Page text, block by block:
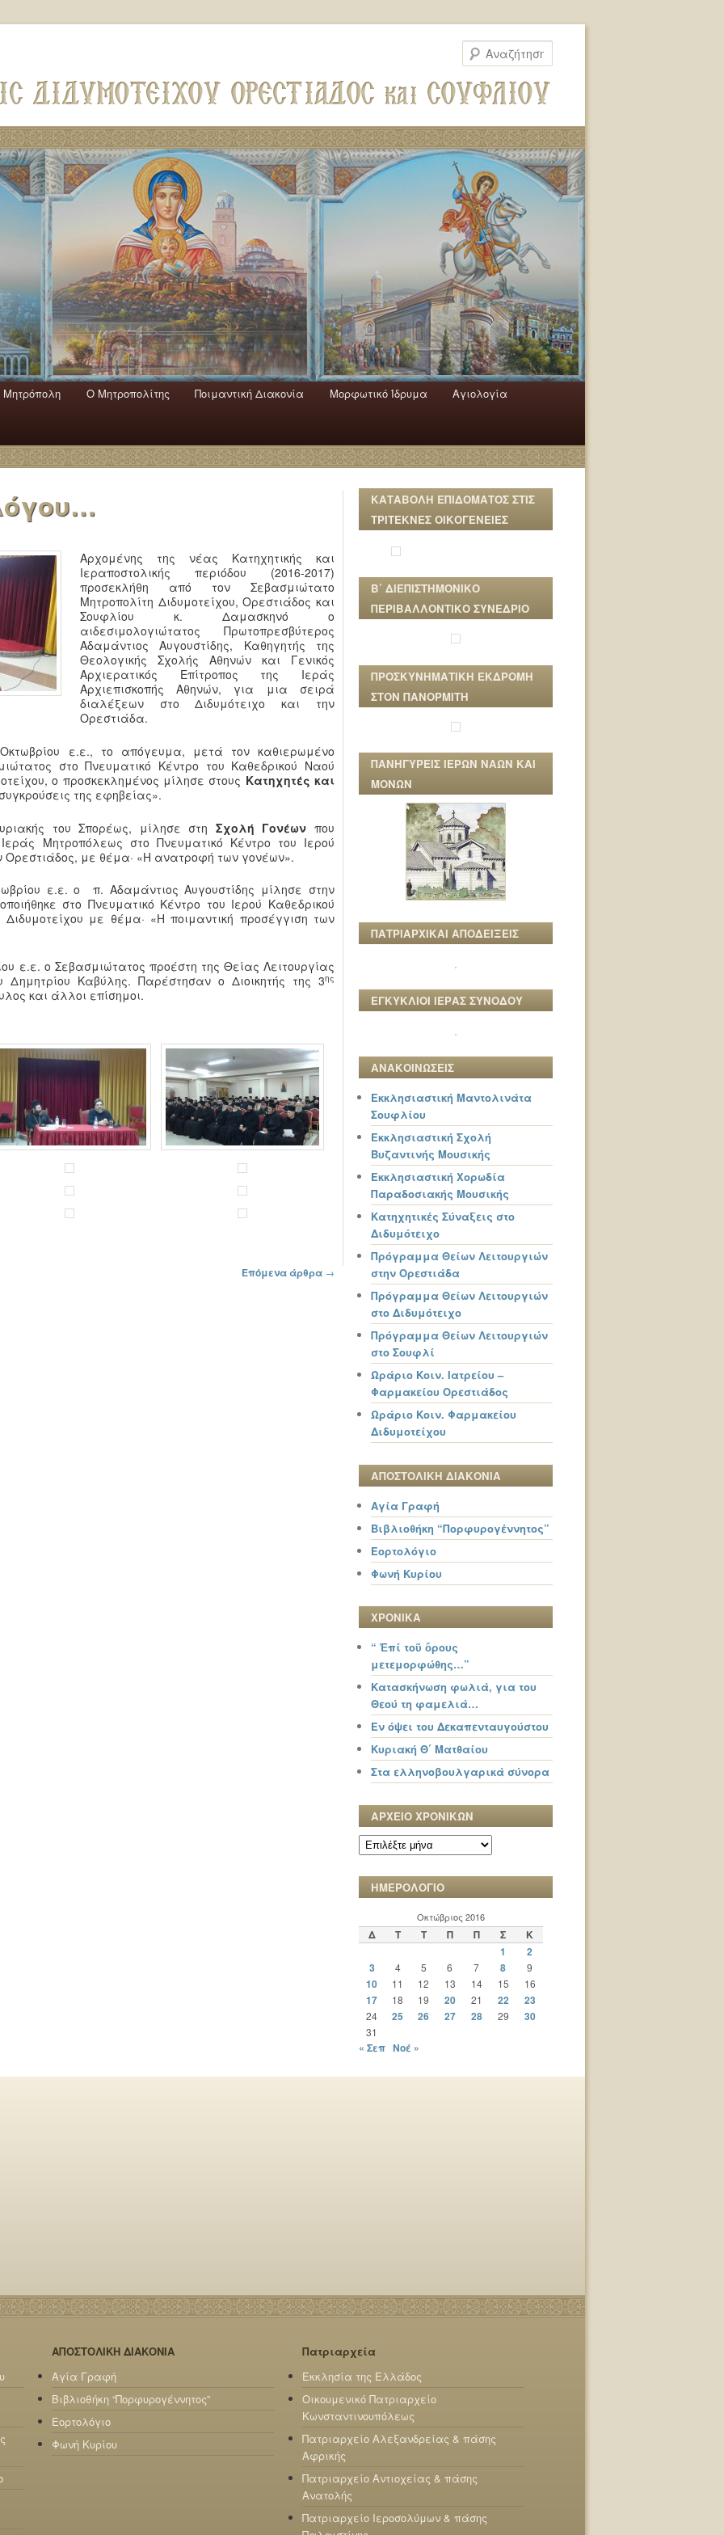
Mητρόπολη Ο Mητροπολίτης Ποιμαντική Διακονία Μορφωτικό Ίδρυμα Αγιολογία
Αρχομένης της νέας Κατηχητικής και
Ιεραποστολικής περιόδου (2016-2017)
προσεκλήθη από τον Σεβασμιώτατο
Μητροπολίτη Διδυμοτείχου, Ορεστιάδος και
Σουφλίου κ. Δαμασκηνό ο
αιδεσιμολογιώτατος Πρωτοπρεσβύτερος
Αδαμάντιος Αυγουστίδης, Καθηγητής της
Θεολογικής Σχολής Αθηνών και Γενικός
Αρχιερατικός Επίτροπος της Ιεράς
Αρχιεπισκοπής Αθηνών, για μια σειρά
διαλέξεων στο Διδυμότειχο και την
Ορεστιάδα.
ε.ε., το απόγευμα, μετά τον καθιερωμένο
στο Πνευματικό Κέντρο του Καθεδρικού Ναού
ο προσκεκλημένος μίλησε στους Κατηχητές και
της εφηβείας».
του Σπορέως, μίλησε στη Σχολή Γονέων που
Μητροπόλεως στο Πνευματικό Κέντρο του Ιερού
με θέμα· «Η ανατροφή των γονέων».
ε.ε. ο π. Αδαμάντιος Αυγουστίδης μίλησε στην
στο Πνευματικό Κέντρο του Ιερού Καθεδρικού
με θέμα· «Η ποιμαντική προσέγγιση των
ε.ε. ο Σεβασμιώτατος προέστη της Θείας Λειτουργίας
Δημητρίου Καβύλης. Παρέστησαν ο Διοικητής της 3ης
και άλλοι επίσημοι.
Επόμενα άρθρα →
ΚΑΤΑΒΟΛΗ ΕΠΙΔΟΜΑΤΟΣ ΣΤΙΣ
ΤΡΙΤΕΚΝΕΣ ΟΙΚΟΓΕΝΕΙΕΣ
Β΄ ΔΙΕΠΙΣΤΗΜΟΝΙΚΟ
ΠΕΡΙΒΑΛΛΟΝΤΙΚΟ ΣΥΝΕΔΡΙΟ
ΠΡΟΣΚΥΝΗΜΑΤΙΚΗ ΕΚΔΡΟΜΗ
ΣΤΟΝ ΠΑΝΟΡΜΙΤΗ
ΠΑΝΗΓΥΡΕΙΣ ΙΕΡΩΝ ΝΑΩΝ ΚΑΙ
ΜΟΝΩΝ
ΠΑΤΡΙΑΡΧΙΚΑΙ ΑΠΟΔΕΙΞΕΙΣ
ΕΓΚΥΚΛΙΟΙ ΙΕΡΑΣ ΣΥΝΟΔΟΥ
ΑΝΑΚΟΙΝΩΣΕΙΣ
Εκκλησιαστική Μαντολινάτα
Σουφλίου
Εκκλησιαστική Σχολή
Βυζαντινής Μουσικής
Εκκλησιαστική Χορωδία
Παραδοσιακής Μουσικής
Κατηχητικές Σύναξεις στο
Διδυμότειχο
Πρόγραμμα Θείων Λειτουργιών
στην Ορεστιάδα
Πρόγραμμα Θείων Λειτουργιών
στο Διδυμότειχο
Πρόγραμμα Θείων Λειτουργιών
στο Σουφλί
Ωράριο Κοιν. Ιατρείου –
Φαρμακείου Ορεστιάδος
Ωράριο Κοιν. Φαρμακείου
Διδυμοτείχου
ΑΠΟΣΤΟΛΙΚΗ ΔΙΑΚΟΝΙΑ
Αγία Γραφή
Βιβλιοθήκη “Πορφυρογέννητος”
Εορτολόγιο
Φωνή Κυρίου
ΧΡΟΝΙΚΑ
“ Ἐπί τοῦ ὄρους
μετεμορφώθης…”
Κατασκήνωση φωλιά, για του
Θεού τη φαμελιά…
Εν όψει του Δεκαπενταυγούστου
Κυριακή Θ΄ Ματθαίου
Στα ελληνοβουλγαρικά σύνορα
ΑΡΧΕΙΟ ΧΡΟΝΙΚΩΝ
ΑΡΧΕΙΟ
ΧΡΟΝΙΚΩΝ
ΗΜΕΡΟΛΟΓΙΟ
Οκτώβριος 2016
Δ Τ Τ Π Π Σ
Κ
1
2
3
4 5 6 7 8 9
10 11 12 13 14 15 16
17 18 19 20 21 22 23
24 25 26 27 28 29 30
31
« Σεπ Νοέ »
ΑΠΟΣΤΟΛΙΚΗ ΔΙΑΚΟΝΙΑ
Αγία Γραφή
Βιβλιοθήκη “Πορφυρογέννητος”
Εορτολόγιο
Φωνή Κυρίου
Πατριαρχεία
Εκκλησία της Ελλάδος
Οικουμενικό Πατριαρχείο
Κωνσταντινουπόλεως
Πατριαρχείο Αλεξανδρείας & πάσης
Αφρικής
Πατριαρχείο Αντιοχείας & πάσης
Ανατολής
Πατριαρχείο Ιεροσολύμων & πάσης